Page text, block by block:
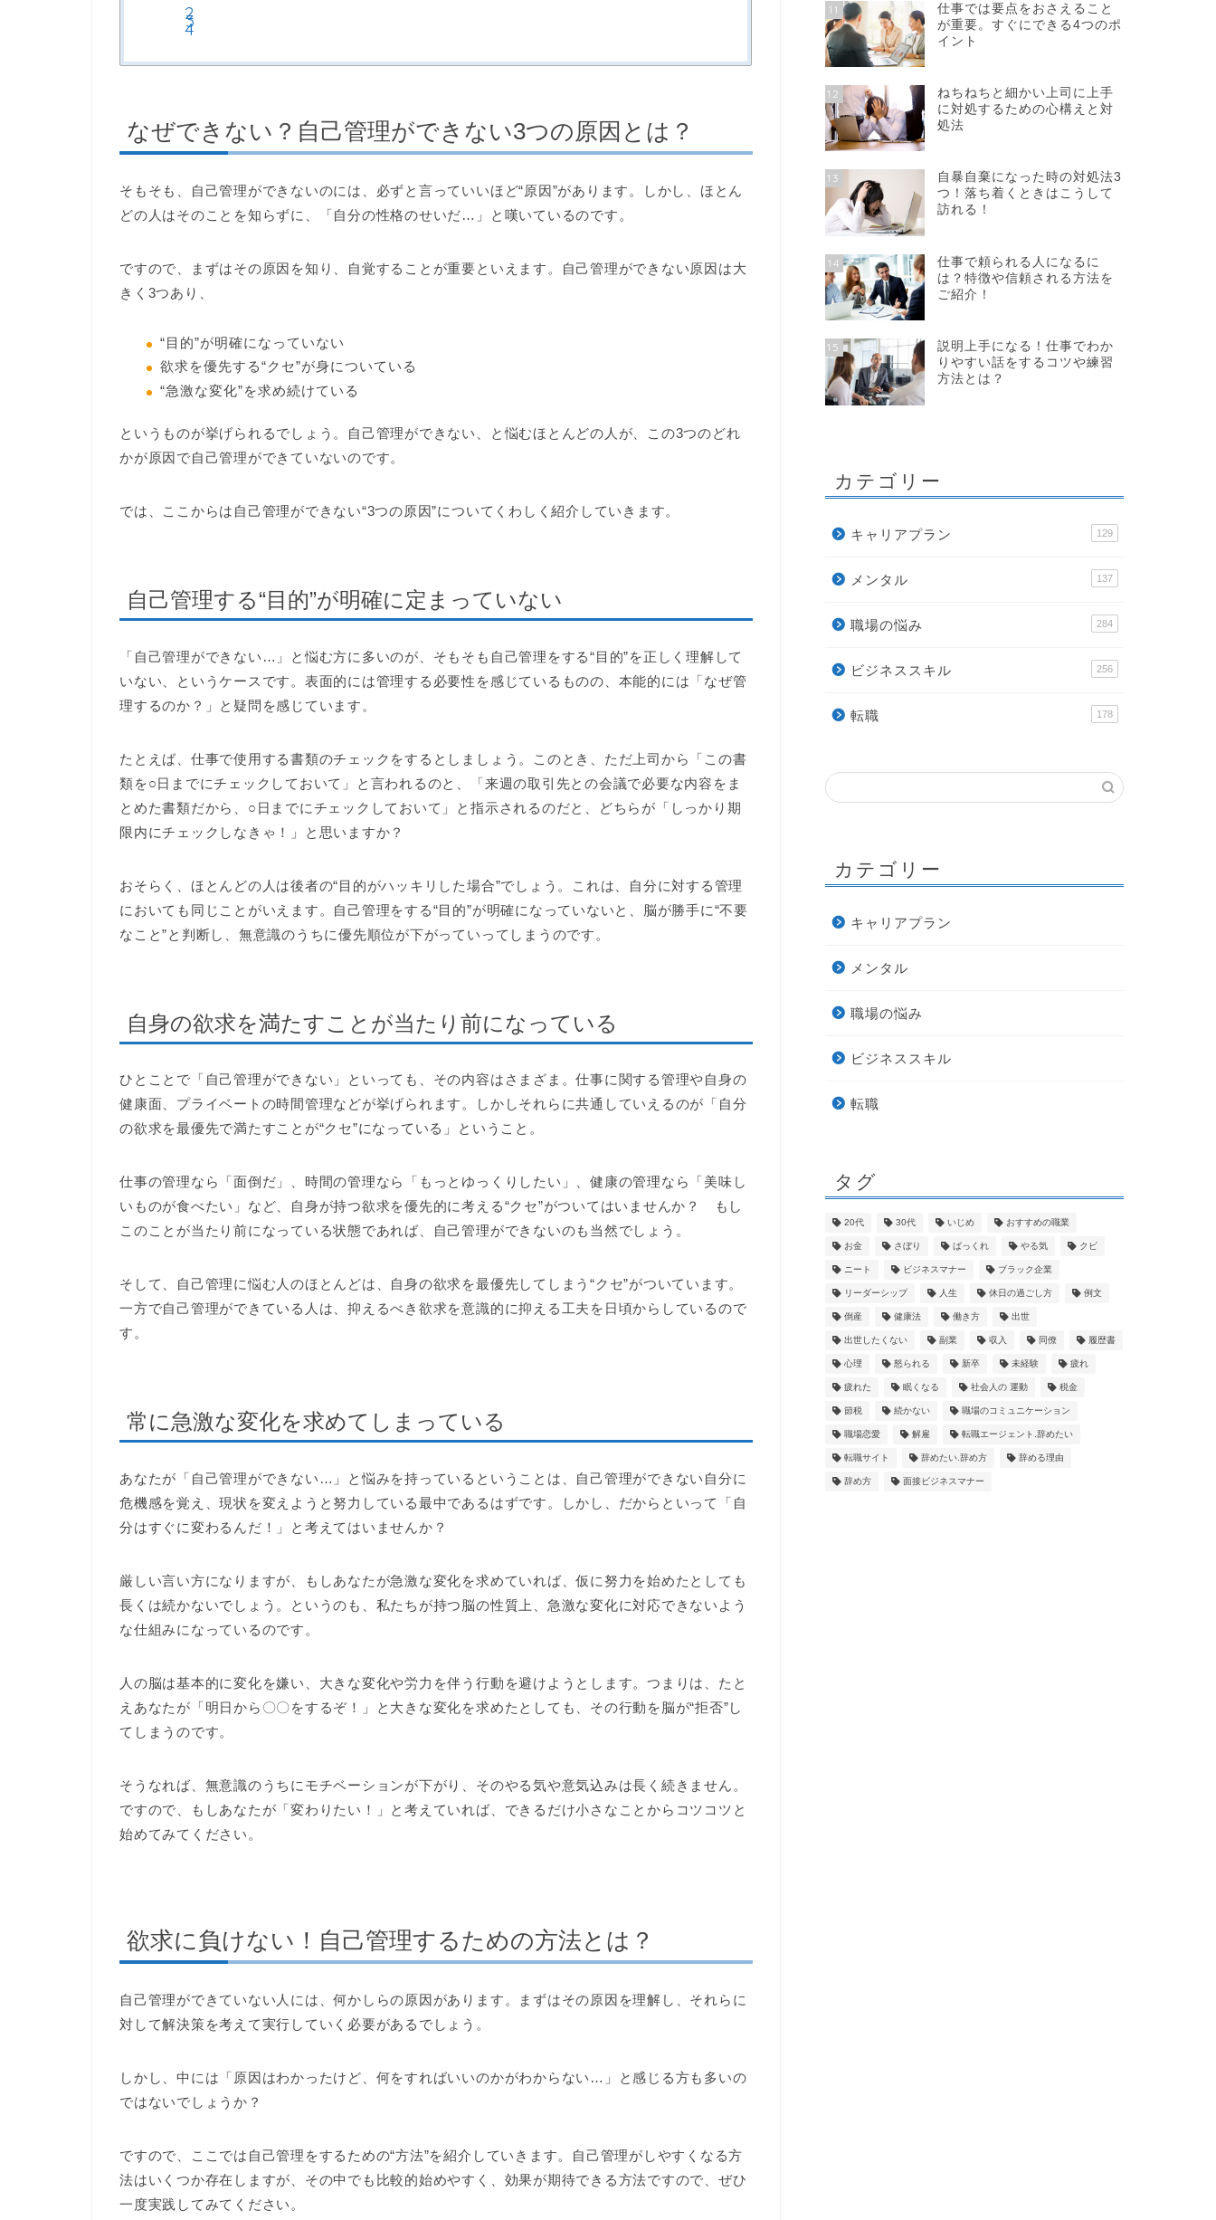
なぜできない？自己管理ができない3つの原因とは？
そもそも、自己管理ができないのには、必ずと言っていいほど“原因”があります。しかし、ほとん
どの人はそのことを知らずに、「自分の性格のせいだ…」と嘆いているのです。
ですので、まずはその原因を知り、自覚することが重要といえます。自己管理ができない原因は大
きく3つあり、
“目的”が明確になっていない
欲求を優先する“クセ”が身についている
“急激な変化”を求め続けている
というものが挙げられるでしょう。自己管理ができない、と悩むほとんどの人が、この3つのどれ
かが原因で自己管理ができていないのです。
では、ここからは自己管理ができない“3つの原因”についてくわしく紹介していきます。
自己管理する“目的”が明確に定まっていない
「自己管理ができない…」と悩む方に多いのが、そもそも自己管理をする“目的”を正しく理解して
いない、というケースです。表面的には管理する必要性を感じているものの、本能的には「なぜ管
理するのか？」と疑問を感じています。
たとえば、仕事で使用する書類のチェックをするとしましょう。このとき、ただ上司から「この書
類を○日までにチェックしておいて」と言われるのと、「来週の取引先との会議で必要な内容をま
とめた書類だから、○日までにチェックしておいて」と指示されるのだと、どちらが「しっかり期
限内にチェックしなきゃ！」と思いますか？
おそらく、ほとんどの人は後者の“目的がハッキリした場合”でしょう。これは、自分に対する管理
においても同じことがいえます。自己管理をする“目的”が明確になっていないと、脳が勝手に“不要
なこと”と判断し、無意識のうちに優先順位が下がっていってしまうのです。
自身の欲求を満たすことが当たり前になっている
ひとことで「自己管理ができない」といっても、その内容はさまざま。仕事に関する管理や自身の
健康面、プライベートの時間管理などが挙げられます。しかしそれらに共通していえるのが「自分
の欲求を最優先で満たすことが“クセ”になっている」ということ。
仕事の管理なら「面倒だ」、時間の管理なら「もっとゆっくりしたい」、健康の管理なら「美味し
いものが食べたい」など、自身が持つ欲求を優先的に考える“クセ”がついてはいませんか？ もし
このことが当たり前になっている状態であれば、自己管理ができないのも当然でしょう。
そして、自己管理に悩む人のほとんどは、自身の欲求を最優先してしまう“クセ”がついています。
一方で自己管理ができている人は、抑えるべき欲求を意識的に抑える工夫を日頃からしているので
す。
常に急激な変化を求めてしまっている
あなたが「自己管理ができない…」と悩みを持っているということは、自己管理ができない自分に
危機感を覚え、現状を変えようと努力している最中であるはずです。しかし、だからといって「自
分はすぐに変わるんだ！」と考えてはいませんか？
厳しい言い方になりますが、もしあなたが急激な変化を求めていれば、仮に努力を始めたとしても
長くは続かないでしょう。というのも、私たちが持つ脳の性質上、急激な変化に対応できないよう
な仕組みになっているのです。
人の脳は基本的に変化を嫌い、大きな変化や労力を伴う行動を避けようとします。つまりは、たと
えあなたが「明日から〇〇をするぞ！」と大きな変化を求めたとしても、その行動を脳が“拒否”し
てしまうのです。
そうなれば、無意識のうちにモチベーションが下がり、そのやる気や意気込みは長く続きません。
ですので、もしあなたが「変わりたい！」と考えていれば、できるだけ小さなことからコツコツと
始めてみてください。
欲求に負けない！自己管理するための方法とは？
自己管理ができていない人には、何かしらの原因があります。まずはその原因を理解し、それらに
対して解決策を考えて実行していく必要があるでしょう。
しかし、中には「原因はわかったけど、何をすればいいのかがわからない…」と感じる方も多いの
ではないでしょうか？
ですので、ここでは自己管理をするための“方法”を紹介していきます。自己管理がしやすくなる方
法はいくつか存在しますが、その中でも比較的始めやすく、効果が期待できる方法ですので、ぜひ
一度実践してみてください。
11
仕事では要点をおさえること
が重要。すぐにできる4つのポ
イント
12
ねちねちと細かい上司に上手
に対処するための心構えと対
処法
13
自暴自棄になった時の対処法3
つ！落ち着くときはこうして
訪れる！
14
仕事で頼られる人になるに
は？特徴や信頼される方法を
ご紹介！
15
説明上手になる！仕事でわか
りやすい話をするコツや練習
方法とは？
カテゴリー
キャリアプラン 129
メンタル 137
職場の悩み 284
ビジネススキル 256
転職 178
カテゴリー
キャリアプラン
メンタル
職場の悩み
ビジネススキル
転職
タグ
20代 30代 いじめ おすすめの職業
お金 さぼり ばっくれ やる気 クビ
ニート ビジネスマナー ブラック企業
リーダーシップ 人生 休日の過ごし方 例文
倒産 健康法 働き方 出世
出世したくない 副業 収入 同僚 履歴書
心理 怒られる 新卒 未経験 疲れ
疲れた 眠くなる 社会人の 運動 税金
節税 続かない 職場のコミュニケーション
職場恋愛 解雇 転職エージェント.辞めたい
転職サイト 辞めたい.辞め方 辞める理由
辞め方 面接ビジネスマナー